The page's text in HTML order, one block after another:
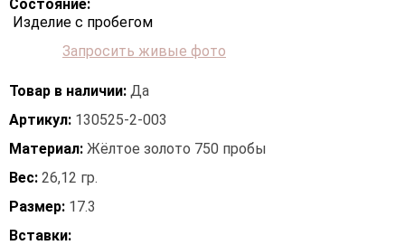
Состояние:
Изделие с пробегом
Запросить живые фото
Товар в наличии: Да
Артикул: 130525-2-003
Материал: Жёлтое золото 750 пробы
Вес: 26,12 гр.
Размер: 17.3
Вставки: